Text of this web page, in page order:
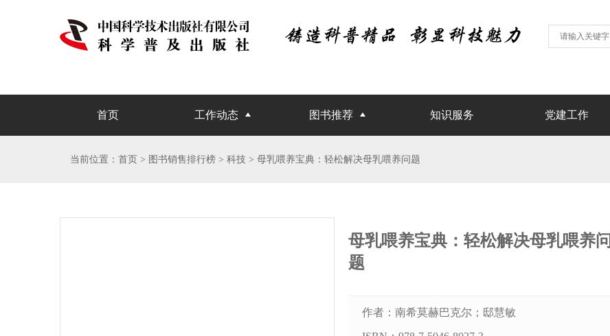
首页 工作动态 图书推荐 知识服务 党建工作
当前位置： 首页 > 图书销售排行榜 > 科技 > 母乳喂养宝典：轻松解决母乳喂养问题
母乳喂养宝典：轻松解决母乳喂养问
题
作者：南希莫赫巴克尔；邸慧敏